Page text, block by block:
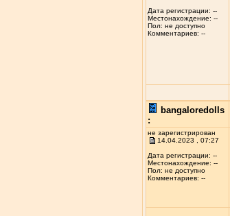
Дата регистрации: --
Местонахождение: --
Пол: не доступно
Комментариев: --
bangaloredolls
:
не зарегистрирован
14.04.2023 , 07:27
Дата регистрации: --
Местонахождение: --
Пол: не доступно
Комментариев: --